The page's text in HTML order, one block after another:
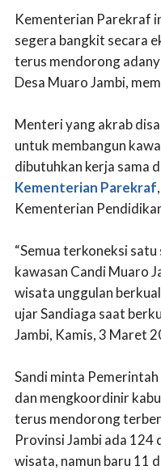
Kementerian Parekraf
segera bangkit secara
terus mendorong
Desa Muaro Jambi,
Menteri yang akrab
untuk membangun
dibutuhkan kerja sama
Kementerian Parekraf
Kementerian
“Semua terkoneksi
kawasan Candi Muaro
wisata unggulan
ujar Sandiaga saat
Jambi, Kamis, 3 Maret
Sandi minta
dan mengkoordinir
terus mendorong
Provinsi Jambi ada 124
wisata, namun baru 11